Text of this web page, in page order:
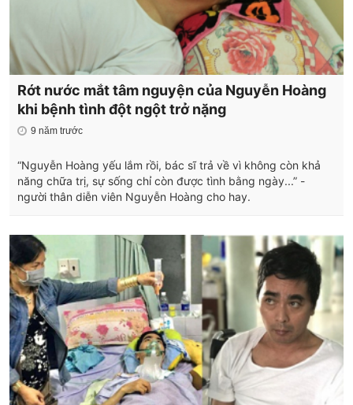
Rớt nước mắt tâm nguyện của Nguyễn Hoàng
khi bệnh tình đột ngột trở nặng
9 năm trước
“Nguyễn Hoàng yếu lắm rồi, bác sĩ trả về vì không còn khả
năng chữa trị, sự sống chỉ còn được tình bằng ngày...” -
người thân diễn viên Nguyễn Hoàng cho hay.